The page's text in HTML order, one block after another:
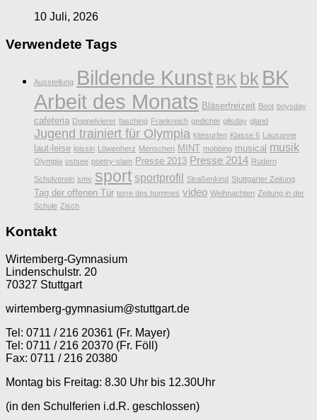
10 Juli, 2026
Verwendete Tags
Ausstellung Bildende Kunst BK bk BK
Arbeit des Monats Bläserfreizeit Boot boysday
cafeteria Doppelvierer fasching Frankreich gedichte gilsday gland
Jugend trainiert für Olympia kitesurfen Klasse 6 Lausanne
laut-leise loissin Löwenherz Menschen MINT mobbing musical musik
Olympia ostsee poetry-slam Presse 2013 Presse 2014 Rudern
Schulverein smv sport sportprofil Straßenkind Stuttgarter Zeitung
Tag der offenen Tür terre des hommes video Weihnachten Zeitung in der
Schule Zisch
Kontakt
Wirtemberg-Gymnasium
Lindenschulstr. 20
70327 Stuttgart
wirtemberg-gymnasium@stuttgart.de
Tel: 0711 / 216 20361 (Fr. Mayer)
Tel: 0711 / 216 20370 (Fr. Föll)
Fax: 0711 / 216 20380
Montag bis Freitag: 8.30 Uhr bis 12.30Uhr
(in den Schulferien i.d.R. geschlossen)